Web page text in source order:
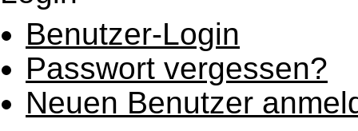
Benutzer-Login
Passwort vergessen?
Neuen Benutzer